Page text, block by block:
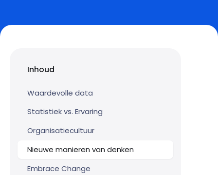
Inhoud
Waardevolle data
Statistiek vs. Ervaring
Organisatiecultuur
Nieuwe manieren van denken
Embrace Change